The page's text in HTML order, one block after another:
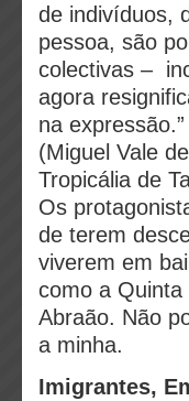
de indivíduos,
pessoa, são
colectivas –
agora
na expressão.”
(Miguel Vale
Tropicália de
Os
de terem
viverem em
como a
Abraão. Não
a minha.
Imigrantes,